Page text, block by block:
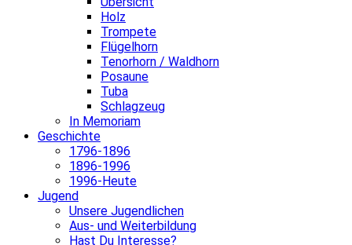
Holz
Trompete
Flügelhorn
Tenorhorn / Waldhorn
Posaune
Tuba
Schlagzeug
In Memoriam
Geschichte
1796-1896
1896-1996
1996-Heute
Jugend
Unsere Jugendlichen
Aus- und Weiterbildung
Hast Du Interesse?